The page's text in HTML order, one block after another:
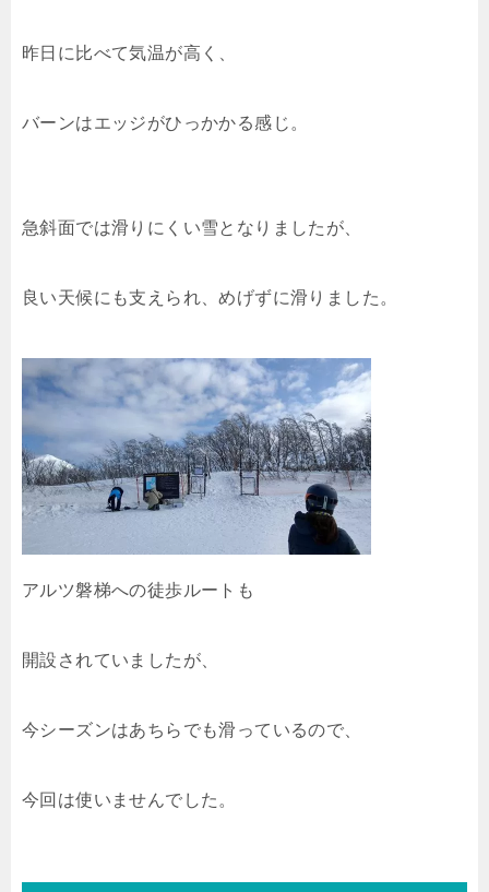
昨日に比べて気温が高く、
バーンはエッジがひっかかる感じ。
急斜面では滑りにくい雪となりましたが、
良い天候にも支えられ、めげずに滑りました。
アルツ磐梯への徒歩ルートも
開設されていましたが、
今シーズンはあちらでも滑っているので、
今回は使いませんでした。